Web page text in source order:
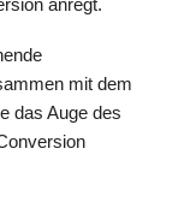
anregt.
mit dem
das Auge des